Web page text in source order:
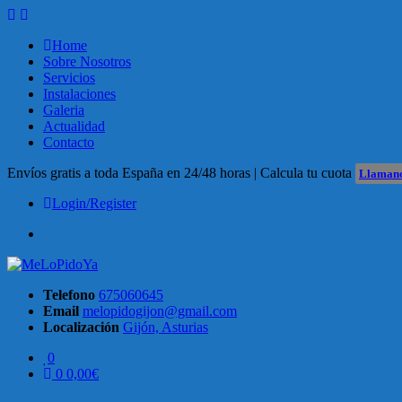
Skip
content Home
Sobre Nosotros
Servicios
Instalaciones
Galeria
Actualidad
Contacto
Envíos gratis a toda España en 24/48 horas | Calcula tu cuota
Login/Register
Telefono 675060645
Email melopidogijon@gmail.com
Localización Gijón, Asturias
0
0 0,00€